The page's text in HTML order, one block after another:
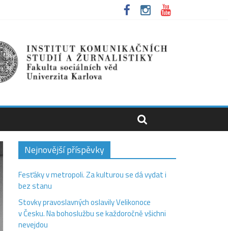
Nejnovější příspěvky
Fesťáky v metropoli. Za kulturou se dá vydat i
bez stanu
Stovky pravoslavných oslavily Velikonoce
v Česku. Na bohoslužbu se každoročně všichni
nevejdou